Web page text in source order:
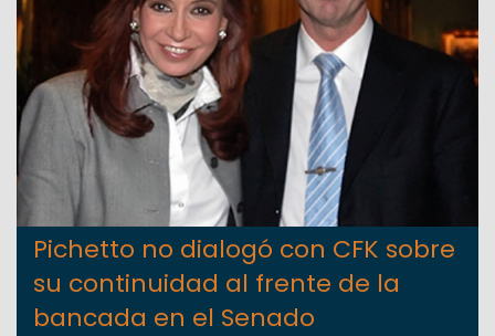
Pichetto no dialogó con CFK sobre
su continuidad al frente de la
bancada en el Senado